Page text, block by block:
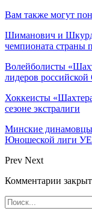
Вам также могут
Шиманович и
чемпионата страны
Волейболисты
лидеров
Хоккеисты
сезоне экстралиги
Минские
Юношеской лиги
Prev Next
Комментарии